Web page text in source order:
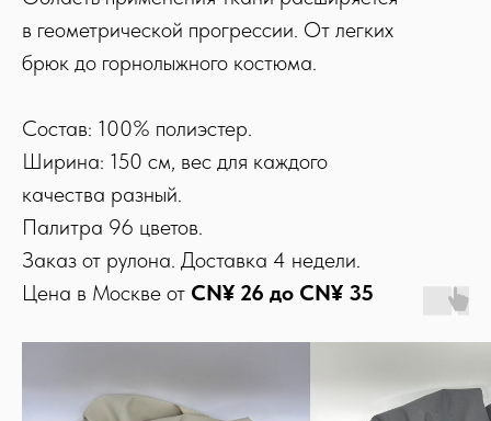
в геометрической прогрессии. От легких
брюк до горнолыжного костюма.
Состав: 100% полиэстер.
Ширина: 150 см, вес для каждого
качества разный.
Палитра 96 цветов.
Заказ от рулона. Доставка 4 недели.
Цена в Москве от CN¥ 26 до CN¥ 35